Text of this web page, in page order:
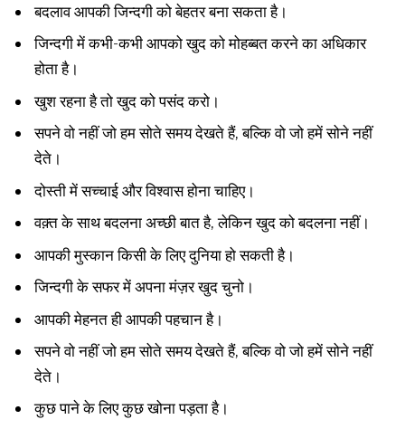
बदलाव आपकी जिन्दगी को बेहतर बना सकता है।
जिन्दगी में कभी-कभी आपको खुद को मोहब्बत करने का अधिकार
होता है।
खुश रहना है तो खुद को पसंद करो।
सपने वो नहीं जो हम सोते समय देखते हैं, बल्कि वो जो हमें सोने नहीं
देते।
दोस्ती में सच्चाई और विश्वास होना चाहिए।
वक़्त के साथ बदलना अच्छी बात है, लेकिन खुद को बदलना नहीं।
आपकी मुस्कान किसी के लिए दुनिया हो सकती है।
जिन्दगी के सफर में अपना मंज़र खुद चुनो।
आपकी मेहनत ही आपकी पहचान है।
सपने वो नहीं जो हम सोते समय देखते हैं, बल्कि वो जो हमें सोने नहीं
देते।
कुछ पाने के लिए कुछ खोना पड़ता है।